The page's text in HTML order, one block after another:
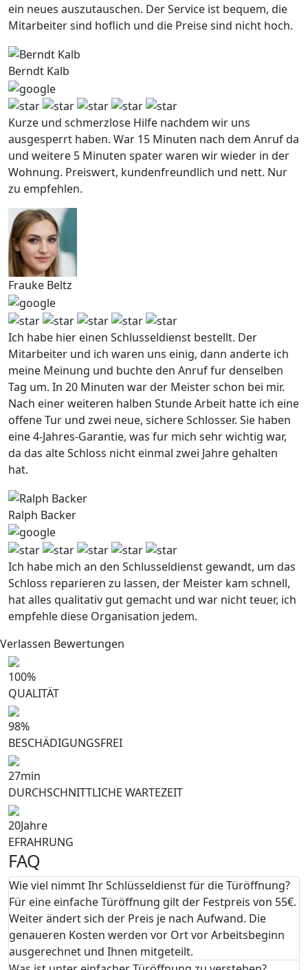
ein neues auszutauschen. Der Service ist bequem, die
Mitarbeiter sind hoflich und die Preise sind nicht hoch.
Berndt Kalb
Kurze und schmerzlose Hilfe nachdem wir uns
ausgesperrt haben. War 15 Minuten nach dem Anruf da
und weitere 5 Minuten spater waren wir wieder in der
Wohnung. Preiswert, kundenfreundlich und nett. Nur
zu empfehlen.
Frauke Beltz
Ich habe hier einen Schlusseldienst bestellt. Der
Mitarbeiter und ich waren uns einig, dann anderte ich
meine Meinung und buchte den Anruf fur denselben
Tag um. In 20 Minuten war der Meister schon bei mir.
Nach einer weiteren halben Stunde Arbeit hatte ich eine
offene Tur und zwei neue, sichere Schlosser. Sie haben
eine 4-Jahres-Garantie, was fur mich sehr wichtig war,
da das alte Schloss nicht einmal zwei Jahre gehalten
hat.
Ralph Backer
Ich habe mich an den Schlusseldienst gewandt, um das
Schloss reparieren zu lassen, der Meister kam schnell,
hat alles qualitativ gut gemacht und war nicht teuer, ich
empfehle diese Organisation jedem.
Verlassen Bewertungen
100%
QUALITÄT
98%
BESCHÄDIGUNGSFREI
27min
DURCHSCHNITTLICHE WARTEZEIT
20Jahre
EFRAHRUNG
FAQ
Wie viel nimmt Ihr Schlüsseldienst für die Türöffnung?
Für eine einfache Türöffnung gilt der Festpreis von 55€.
Weiter ändert sich der Preis je nach Aufwand. Die
genaueren Kosten werden vor Ort vor Arbeitsbeginn
ausgerechnet und Ihnen mitgeteilt.